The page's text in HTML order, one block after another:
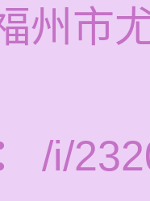
州市
/i/